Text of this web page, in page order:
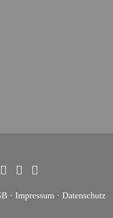
· Impressum· Datenschutz